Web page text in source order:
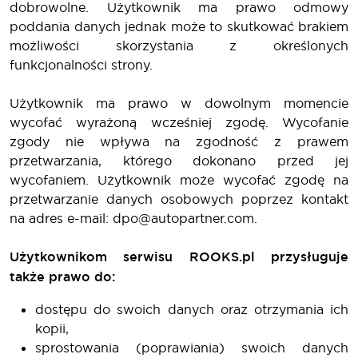
dobrowolne. Użytkownik ma prawo odmowy
poddania danych jednak może to skutkować brakiem
możliwości skorzystania z określonych
funkcjonalności strony.
Użytkownik ma prawo w dowolnym momencie
wycofać wyrażoną wcześniej zgodę. Wycofanie
zgody nie wpływa na zgodność z prawem
przetwarzania, którego dokonano przed jej
wycofaniem. Użytkownik może wycofać zgodę na
przetwarzanie danych osobowych poprzez kontakt
na adres e-mail: dpo@autopartner.com.
Użytkownikom serwisu ROOKS.pl przysługuje
także prawo do:
dostępu do swoich danych oraz otrzymania ich
kopii,
sprostowania (poprawiania) swoich danych